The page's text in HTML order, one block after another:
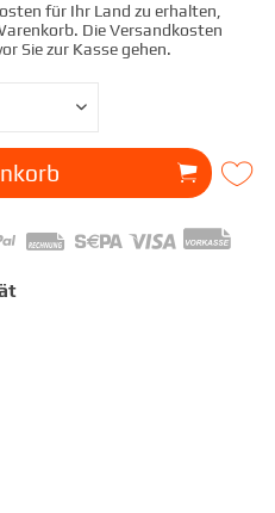
für Ihr Land zu erhalten,
Die Versandkosten
Sie zur Kasse gehen.